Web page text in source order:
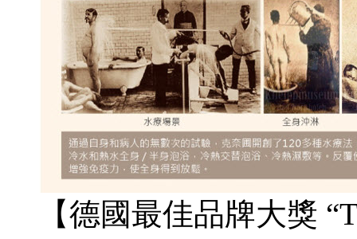
【德國最佳品牌大獎